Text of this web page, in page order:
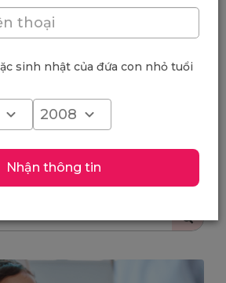
sinh nhật của đứa con nhỏ tuổi
Nhận thông tin